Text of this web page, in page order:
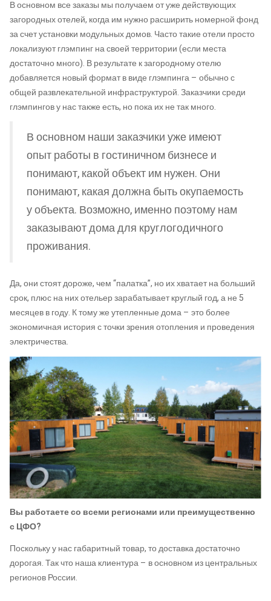
В основном все заказы мы получаем от уже действующих
загородных отелей, когда им нужно расширить номерной фонд
за счет установки модульных домов. Часто такие отели просто
локализуют глэмпинг на своей территории (если места
достаточно много). В результате к загородному отелю
добавляется новый формат в виде глэмпинга – обычно с
общей развлекательной инфраструктурой. Заказчики среди
глэмпингов у нас также есть, но пока их не так много.
В основном наши заказчики уже имеют
опыт работы в гостиничном бизнесе и
понимают, какой объект им нужен. Они
понимают, какая должна быть окупаемость
у объекта. Возможно, именно поэтому нам
заказывают дома для круглогодичного
проживания.
Да, они стоят дороже, чем “палатка”, но их хватает на больший
срок, плюс на них отельер зарабатывает круглый год, а не 5
месяцев в году. К тому же утепленные дома – это более
экономичная история с точки зрения отопления и проведения
электричества.
Вы работаете со всеми регионами или преимущественно
с ЦФО?
Поскольку у нас габаритный товар, то доставка достаточно
дорогая. Так что наша клиентура – в основном из центральных
регионов России.